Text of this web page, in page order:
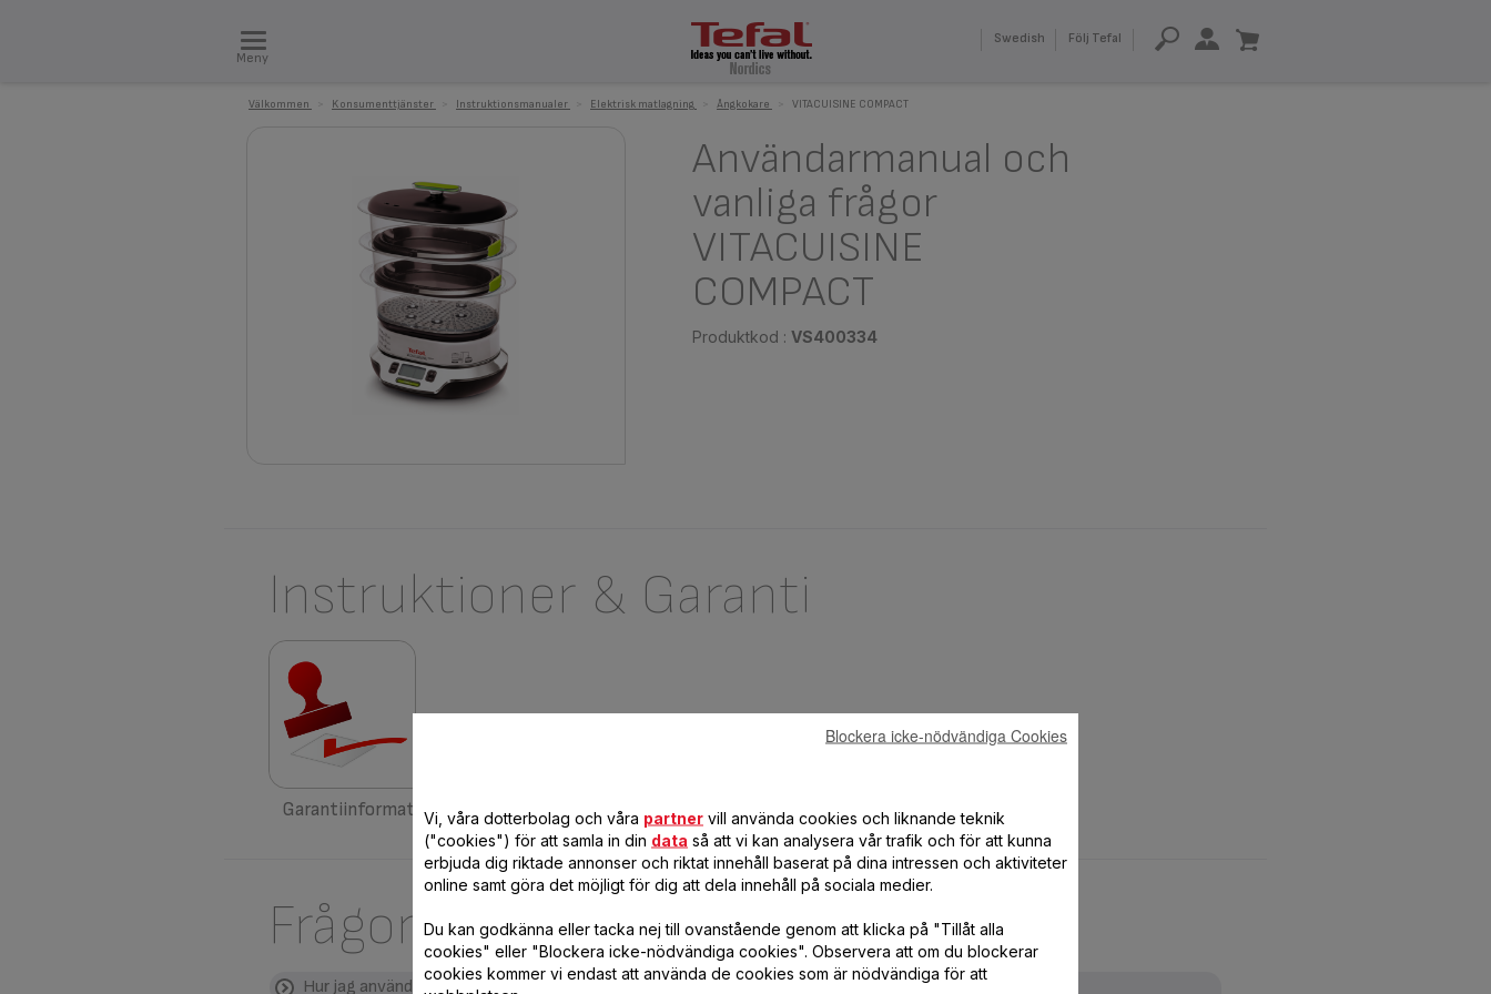
Meny
Swedish Följ Tefal
Välkommen Konsumenttjänster Instruktionsmanualer Elektrisk matlagning Ångkokare VITACUISINE COMPACT
Användarmanual och
vanliga frågor
VITACUISINE
COMPACT
Produktkod : VS400334
Instruktioner & Garanti
Garantiinformation
Frågor och svar
Hur jag använder min produkt bättre
Vi, våra dotterbolag och våra partner vill använda cookies och liknande teknik
("cookies") för att samla in din data så att vi kan analysera vår trafik och för att kunna
erbjuda dig riktade annonser och riktat innehåll baserat på dina intressen och aktiviteter
online samt göra det möjligt för dig att dela innehåll på sociala medier.
Du kan godkänna eller tacka nej till ovanstående genom att klicka på "Tillåt alla
cookies" eller "Blockera icke-nödvändiga cookies". Observera att om du blockerar
cookies kommer vi endast att använda de cookies som är nödvändiga för att
Blockera icke-nödvändiga Cookies